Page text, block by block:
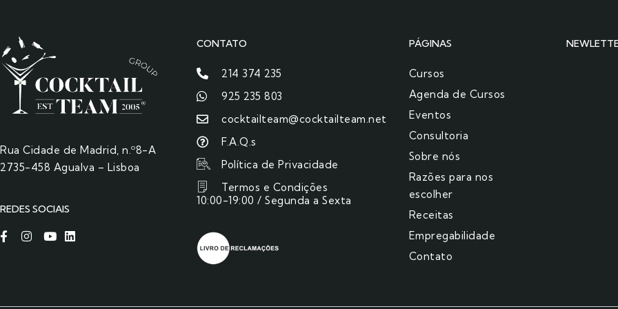
Rua Cidade de Madrid, n.º8-A
2735-458 Agualva – Lisboa
REDES SOCIAIS
CONTATO
214 374 235
925 235 803
cocktailteam@cocktailteam.net
F.A.Q.s
Política de Privacidade
Termos e Condições
10:00-19:00 / Segunda a Sexta
PÁGINAS
Cursos
Agenda de Cursos
Eventos
Consultoria
Sobre nós
Razões para nos
escolher​
Receitas
Empregabilidade
Contato